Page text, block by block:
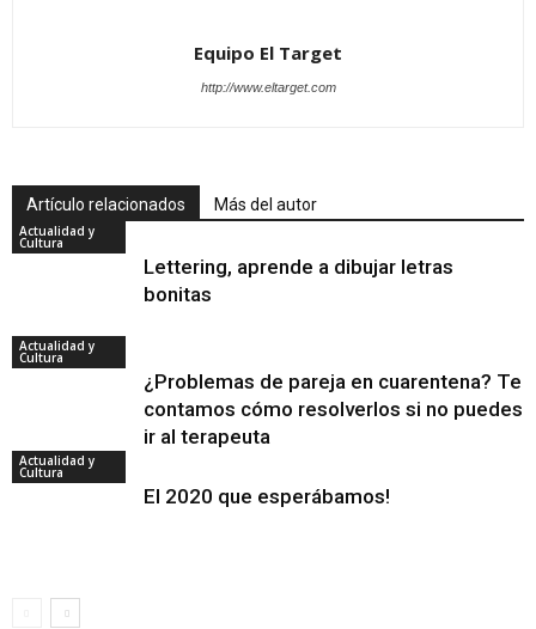
Equipo El Target
http://www.eltarget.com
Artículo relacionados Más del autor
Actualidad y
Cultura
Lettering, aprende a dibujar letras
bonitas
Actualidad y
Cultura
¿Problemas de pareja en cuarentena? Te
contamos cómo resolverlos si no puedes
ir al terapeuta
Actualidad y
Cultura
El 2020 que esperábamos!